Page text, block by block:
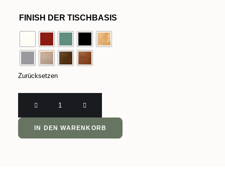
war:
FINISH DER TISCHBASIS
Zurücksetzen
Gourmet
Block
IN DEN WARENKORB